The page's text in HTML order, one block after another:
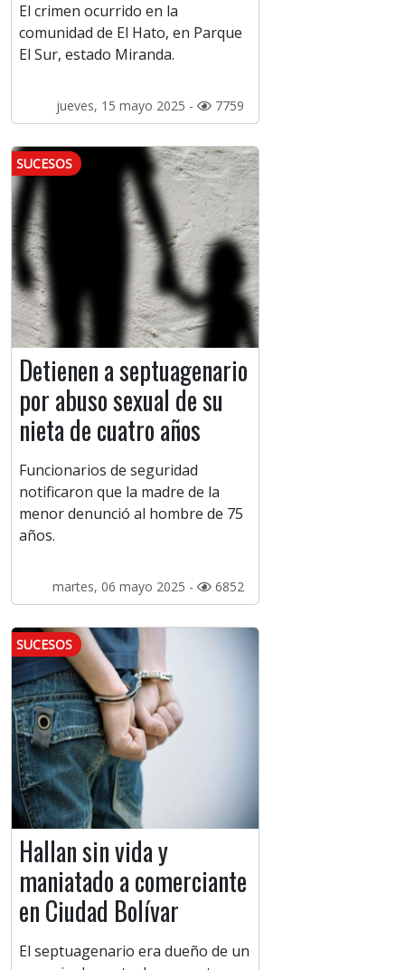
El crimen ocurrido en la
comunidad de El Hato, en Parque
El Sur, estado Miranda.
jueves, 15 mayo 2025 - 7759
SUCESOS
Detienen a septuagenario
por abuso sexual de su
nieta de cuatro años
Funcionarios de seguridad
notificaron que la madre de la
menor denunció al hombre de 75
años.
martes, 06 mayo 2025 - 6852
SUCESOS
Hallan sin vida y
maniatado a comerciante
en Ciudad Bolívar
El septuagenario era dueño de un